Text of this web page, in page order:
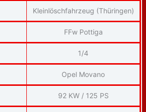
Kleinlöschfahrzeug (Thüringen)
FFw Pottiga
1/4
Opel Movano
92 KW / 125 PS